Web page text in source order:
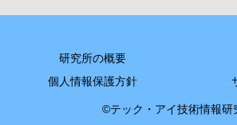
研究所の概要
個人情報保護方針
©テック・アイ技術情報研